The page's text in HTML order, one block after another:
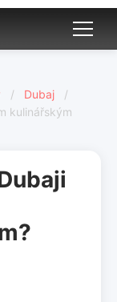
/ Dubaj
/
kulinářským